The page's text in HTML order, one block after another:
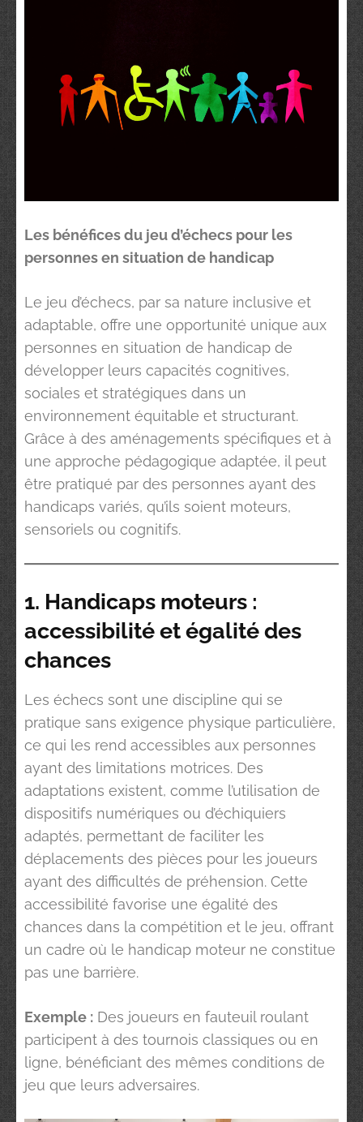
Les bénéfices du jeu d’échecs pour les
personnes en situation de handicap
Le jeu d’échecs, par sa nature inclusive et
adaptable, offre une opportunité unique aux
personnes en situation de handicap de
développer leurs capacités cognitives,
sociales et stratégiques dans un
environnement équitable et structurant.
Grâce à des aménagements spécifiques et à
une approche pédagogique adaptée, il peut
être pratiqué par des personnes ayant des
handicaps variés, qu’ils soient moteurs,
sensoriels ou cognitifs.
1. Handicaps moteurs :
accessibilité et égalité des
chances
Les échecs sont une discipline qui se
pratique sans exigence physique particulière,
ce qui les rend accessibles aux personnes
ayant des limitations motrices. Des
adaptations existent, comme l’utilisation de
dispositifs numériques ou d’échiquiers
adaptés, permettant de faciliter les
déplacements des pièces pour les joueurs
ayant des difficultés de préhension. Cette
accessibilité favorise une égalité des
chances dans la compétition et le jeu, offrant
un cadre où le handicap moteur ne constitue
pas une barrière.
Exemple : Des joueurs en fauteuil roulant
participent à des tournois classiques ou en
ligne, bénéficiant des mêmes conditions de
jeu que leurs adversaires.